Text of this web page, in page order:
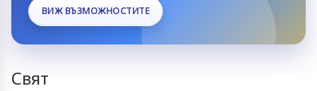
ВИЖ ВЪЗМОЖНОСТИТЕ
Свят